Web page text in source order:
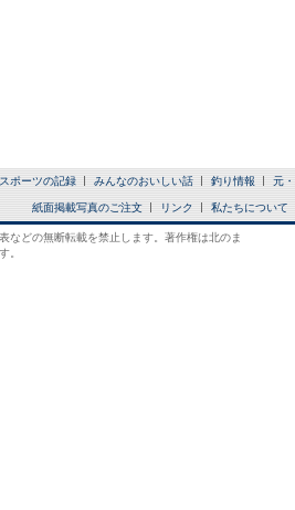
スポーツの記録 みんなのおいしい話 釣り情報 元
紙面掲載写真のご注文 リンク 私たちについて
などの無断転載を禁止します。著作権は北のま
。